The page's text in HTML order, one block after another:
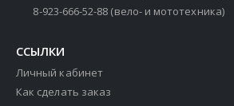
8-923-666-52-88 (вело- и мототехника)
ССЫЛКИ
Личный кабинет
Как сделать заказ